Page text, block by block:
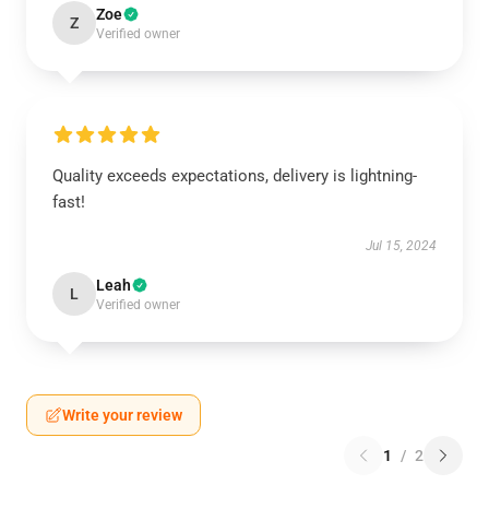
Z Zoe
Verified owner
Quality exceeds expectations, delivery is lightning-
fast!
Jul 15, 2024
L Leah
Verified owner
Write your review
1 / 2